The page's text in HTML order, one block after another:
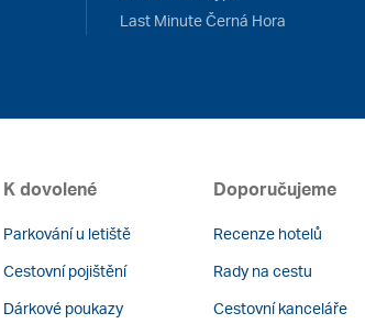
Last Minute Černá Hora
K dovolené
Parkování u letiště
Cestovní pojištění
Dárkové poukazy
Doporučujeme
Recenze hotelů
Rady na cestu
Cestovní kanceláře